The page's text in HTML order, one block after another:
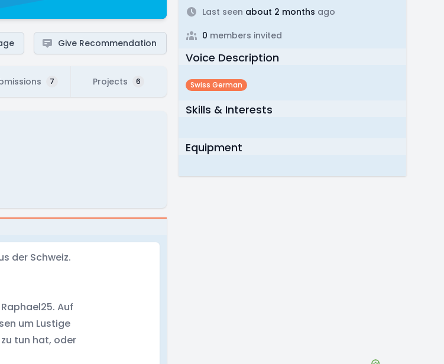
Give Recommendation
7 Projects 6
der Schweiz.
Auf
um Lustige
tun hat, oder
Last seen about 2 months ago
0 members invited
Voice Description
Swiss German
Skills & Interests
Equipment